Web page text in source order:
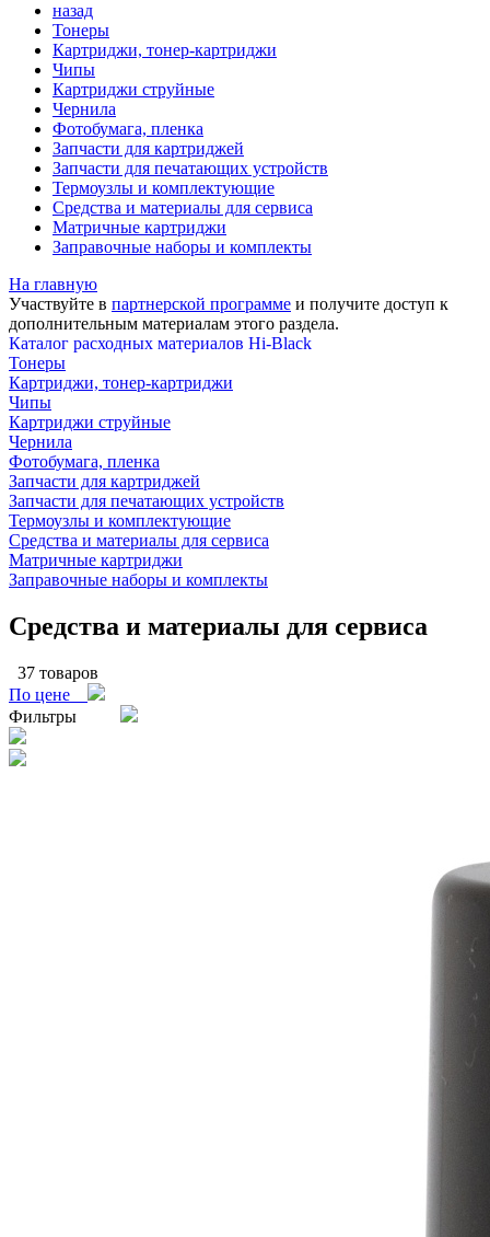
назад
Тонеры
Картриджи, тонер-картриджи
Чипы
Картриджи струйные
Чернила
Фотобумага, пленка
Запчасти для картриджей
Запчасти для печатающих устройств
Термоузлы и комплектующие
Средства и материалы для сервиса
Матричные картриджи
Заправочные наборы и комплекты
На главную
Участвуйте в партнерской программе и получите доступ к
дополнительным материалам этого раздела.
Каталог расходных материалов Hi-Black
Тонеры
Картриджи, тонер-картриджи
Чипы
Картриджи струйные
Чернила
Фотобумага, пленка
Запчасти для картриджей
Запчасти для печатающих устройств
Термоузлы и комплектующие
Средства и материалы для сервиса
Матричные картриджи
Заправочные наборы и комплекты
Средства и материалы для сервиса
37 товаров
По цене
Фильтры